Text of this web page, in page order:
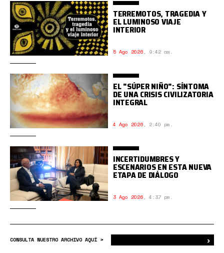
TERREMOTOS, TRAGEDIA Y
EL LUMINOSO VIAJE
INTERIOR
5 Ago 2026, 9:42 am.
EL "SÚPER NIÑO": SÍNTOMA
DE UNA CRISIS CIVILIZATORIA
INTEGRAL
4 Ago 2026, 2:40 pm.
INCERTIDUMBRES Y
ESCENARIOS EN ESTA NUEVA
ETAPA DE DIÁLOGO
3 Ago 2026, 4:37 pm.
CONSULTA NUESTRO ARCHIVO AQUÍ > ›